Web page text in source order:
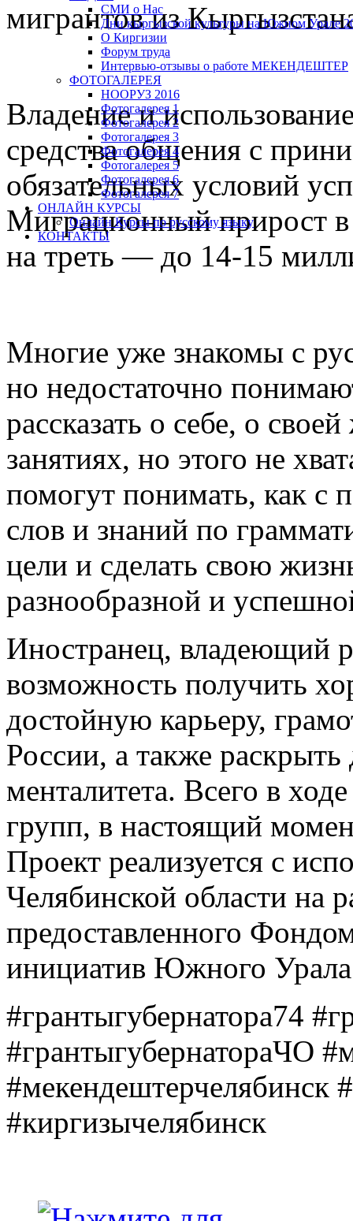
СМИ о Нас
Дни кыргызской культуры на Южном Урале
О Киргизии
Форум труда
Интервью-отзывы о работе МЕКЕНДЕШТЕР
ФОТОГАЛЕРЕЯ
НООРУЗ 2016
Фотогалерея 1
Фотогалерея 2
Фотогалерея 3
Фотогалерея 4
Фотогалерея 5
Фотогалерея 6
Фотогалерея 7
ОНЛАЙН КУРСЫ
Онлайн Курсы по русскому языку
КОНТАКТЫ
мигрантов из
Владение и
средства общения с
обязательных условий
Миграционный прирост в
на треть — до 14-15
Многие уже знакомы с
но недостаточно
рассказать о себе, о
занятиях, но этого не
помогут понимать, как
слов и знаний по
цели и сделать свою
разнообразной и
Иностранец, владеющий
возможность получить
достойную карьеру,
России, а также раскрыть
менталитета. Всего в
групп, в настоящий
Проект реализуется с
Челябинской области на
предоставленного
инициатив Южного
#грантыгубернатора74
#грантыгубернатораЧО
#мекендештерчелябинск
#киргизычелябинск